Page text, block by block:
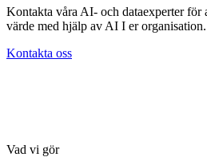
Kontakta våra AI- och dataexperter för
värde med hjälp av AI I er organisation.
Kontakta oss
Vad vi gör